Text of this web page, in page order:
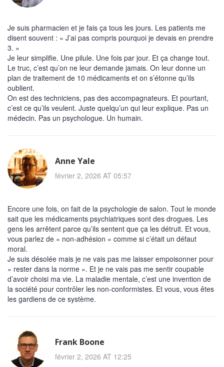
Je suis pharmacien et je fais ça tous les jours. Les patients me
disent souvent : « J’ai pas compris pourquoi je devais en prendre
3. »
Je leur simplifie. Une pilule. Une fois par jour. Et ça change tout.
Le truc, c’est qu’on ne leur demande jamais. On leur donne un
plan de traitement de 10 médicaments et on s’étonne qu’ils
oublient.
On est des techniciens, pas des accompagnateurs. Et pourtant,
c’est ce qu’ils veulent. Juste quelqu’un qui leur explique. Pas un
médecin. Pas un psychologue. Un humain.
Anne Yale
février 2, 2026 AT 05:57
Encore une fois, on fait de la psychologie de salon. Tout le monde
sait que les médicaments psychiatriques sont des drogues. Les
gens les arrêtent parce qu’ils sentent que ça les détruit. Et vous,
vous parlez de « non-adhésion » comme si c’était un défaut
moral.
Je suis désolée mais je ne vais pas me laisser empoisonner pour
« rester dans la norme ». Et je ne vais pas me sentir coupable
d’avoir choisi ma vie. La maladie mentale, c’est une invention de
la société pour contrôler les non-conformistes. Et vous, vous êtes
les gardiens de ce système.
Frank Boone
février 2, 2026 AT 12:25